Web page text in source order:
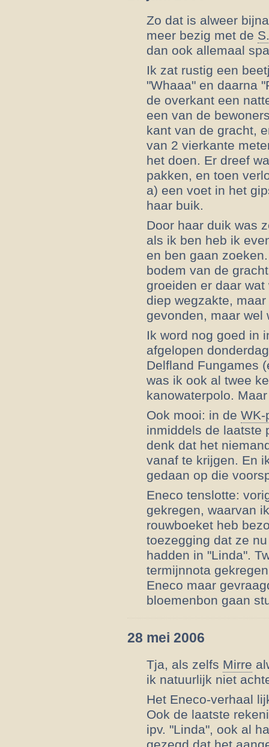
Zo dat is alweer
meer bezig met de
dan ook allemaal
Ik zat rustig een
"Whaaa" en daarna
de overkant een
een van de
kant van de gracht,
van 2 vierkante
het doen. Er dreef
pakken, en toen
a) een voet in het
haar buik.
Door haar duik was
als ik ben heb ik
en ben gaan
bodem van de
groeiden er daar
diep wegzakte,
gevonden, maar wel
Ik word nog goed in
afgelopen
Delfland Fungames
was ik ook al twee
kanowaterpolo.
Ook mooi: in de WK-
inmiddels de laatste
denk dat het
vanaf te krijgen. En
gedaan op die
Eneco tenslotte:
gekregen, waarvan
rouwboeket heb
toezegging dat ze
hadden in "Linda".
termijnnota
Eneco maar
bloemenbon gaan
28 mei 2006
Tja, als zelfs Mirre
ik natuurlijk niet
Het Eneco-verhaal
Ook de laatste
ipv. "Linda", ook al